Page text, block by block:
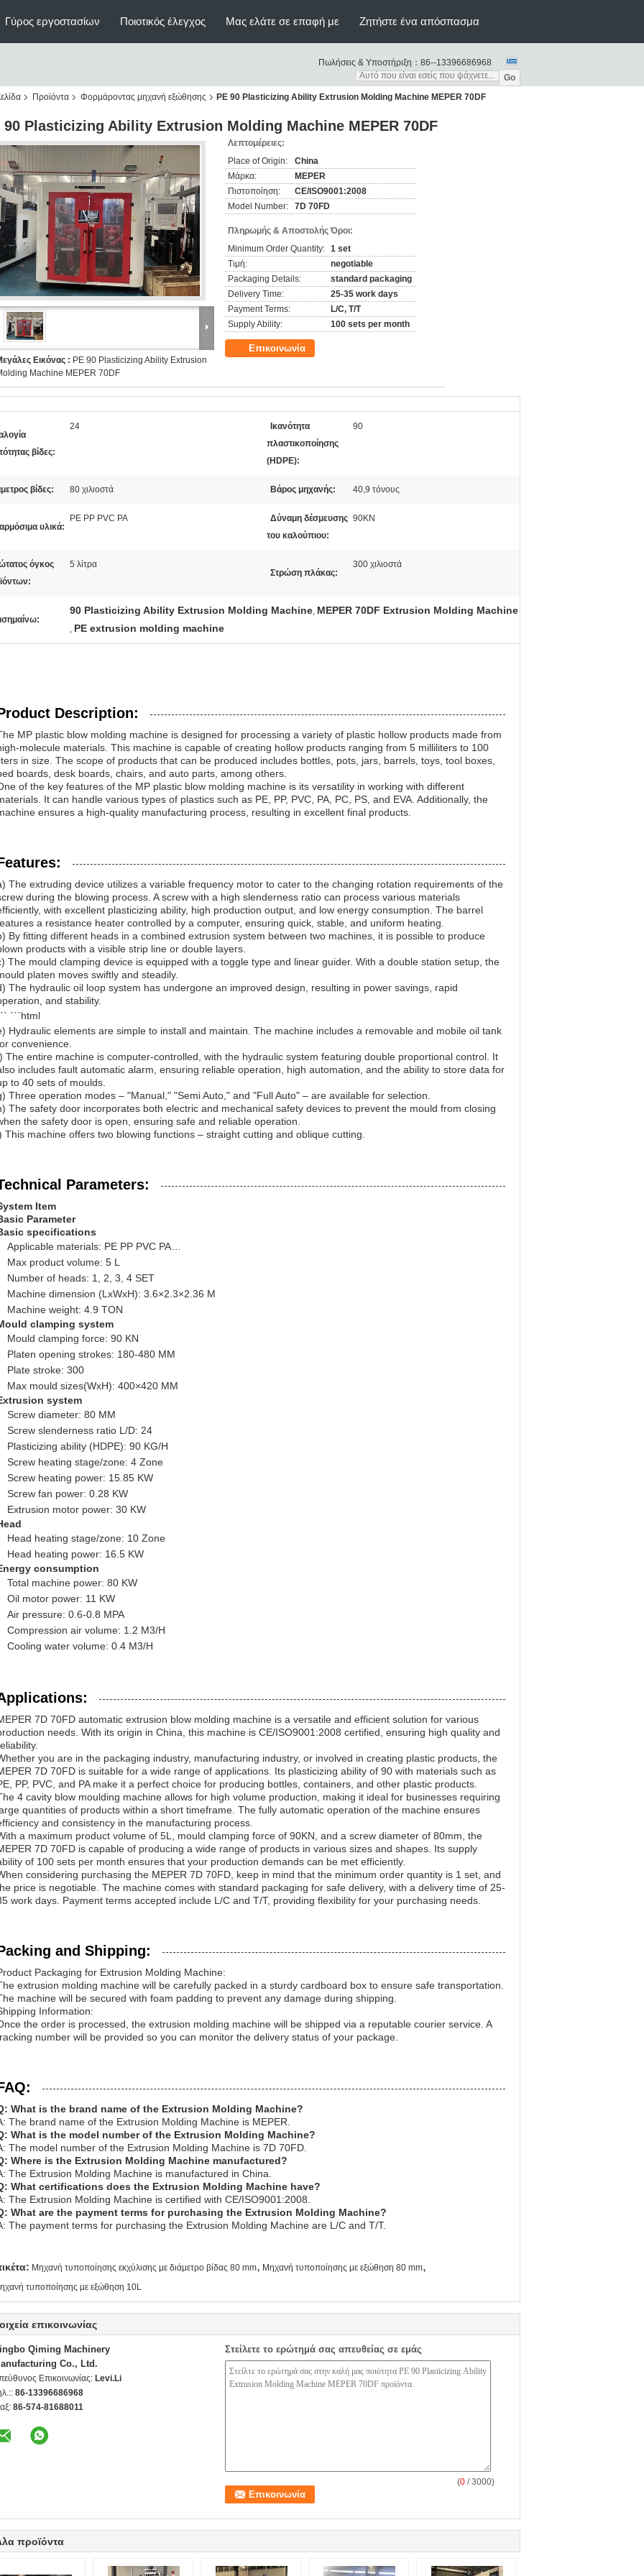
Γύρος εργοστασίων Ποιοτικός έλεγχος Μας ελάτε σε επαφή με Ζητήστε ένα απόσπασμα
Πωλήσεις & Υποστήριξη： 86--13396686968
Go
Προϊόντα Φορμάροντας μηχανή εξώθησης PE 90 Plasticizing Ability Extrusion Molding Machine MEPER 70DF
90 Plasticizing Ability Extrusion Molding Machine MEPER 70DF
Εικόνας : PE 90 Plasticizing Ability Extrusion
Machine MEPER 70DF
Λεπτομέρειες:
Place of Origin:
China
Μάρκα:
MEPER
Πιστοποίηση:
CE/ISO9001:2008
Model Number:
7D 70FD
Πληρωμής & Αποστολής Όροι:
Minimum Order Quantity: 1 set
Τιμή:
negotiable
Packaging Details:
standard packaging
Delivery Time:
25-35 work days
Payment Terms:
L/C, T/T
Supply Ability:
100 sets per month
Επικοινωνία
βίδες:
24
Ικανότητα
πλαστικοποίησης
(HDPE):
90
βίδες: 80 χιλιοστά Βάρος μηχανής: 40,9 τόνους
υλικά:
PE PP PVC PA
Δύναμη δέσμευσης
του καλούπιου:
90KN
όγκος
5 λίτρα
Στρώση πλάκας:
300 χιλιοστά
90 Plasticizing Ability Extrusion Molding Machine, MEPER 70DF Extrusion Molding Machine
, PE extrusion molding machine
Description:
MP plastic blow molding machine is designed for processing a variety of plastic hollow products made from
molecule materials. This machine is capable of creating hollow products ranging from 5 milliliters to 100
in size. The scope of products that can be produced includes bottles, pots, jars, barrels, toys, tool boxes,
boards, desk boards, chairs, and auto parts, among others.
of the key features of the MP plastic blow molding machine is its versatility in working with different
It can handle various types of plastics such as PE, PP, PVC, PA, PC, PS, and EVA. Additionally, the
ensures a high-quality manufacturing process, resulting in excellent final products.
The extruding device utilizes a variable frequency motor to cater to the changing rotation requirements of the
during the blowing process. A screw with a high slenderness ratio can process various materials
with excellent plasticizing ability, high production output, and low energy consumption. The barrel
a resistance heater controlled by a computer, ensuring quick, stable, and uniform heating.
By fitting different heads in a combined extrusion system between two machines, it is possible to produce
products with a visible strip line or double layers.
The mould clamping device is equipped with a toggle type and linear guider. With a double station setup, the
platen moves swiftly and steadily.
The hydraulic oil loop system has undergone an improved design, resulting in power savings, rapid
and stability.
```html
Hydraulic elements are simple to install and maintain. The machine includes a removable and mobile oil tank
convenience.
The entire machine is computer-controlled, with the hydraulic system featuring double proportional control. It
includes fault automatic alarm, ensuring reliable operation, high automation, and the ability to store data for
to 40 sets of moulds.
Three operation modes – "Manual," "Semi Auto," and "Full Auto" – are available for selection.
The safety door incorporates both electric and mechanical safety devices to prevent the mould from closing
the safety door is open, ensuring safe and reliable operation.
This machine offers two blowing functions – straight cutting and oblique cutting.
Parameters:
Item
Parameter
specifications
Applicable materials: PE PP PVC PA…
Max product volume: 5 L
Number of heads: 1, 2, 3, 4 SET
Machine dimension (LxWxH): 3.6×2.3×2.36 M
Machine weight: 4.9 TON
clamping system
Mould clamping force: 90 KN
Platen opening strokes: 180-480 MM
Plate stroke: 300
Max mould sizes(WxH): 400×420 MM
system
Screw diameter: 80 MM
Screw slenderness ratio L/D: 24
Plasticizing ability (HDPE): 90 KG/H
Screw heating stage/zone: 4 Zone
Screw heating power: 15.85 KW
Screw fan power: 0.28 KW
Extrusion motor power: 30 KW
Head heating stage/zone: 10 Zone
Head heating power: 16.5 KW
consumption
Total machine power: 80 KW
Oil motor power: 11 KW
Air pressure: 0.6-0.8 MPA
Compression air volume: 1.2 M3/H
Cooling water volume: 0.4 M3/H
7D 70FD automatic extrusion blow molding machine is a versatile and efficient solution for various
needs. With its origin in China, this machine is CE/ISO9001:2008 certified, ensuring high quality and
you are in the packaging industry, manufacturing industry, or involved in creating plastic products, the
7D 70FD is suitable for a wide range of applications. Its plasticizing ability of 90 with materials such as
PP, PVC, and PA make it a perfect choice for producing bottles, containers, and other plastic products.
4 cavity blow moulding machine allows for high volume production, making it ideal for businesses requiring
quantities of products within a short timeframe. The fully automatic operation of the machine ensures
and consistency in the manufacturing process.
a maximum product volume of 5L, mould clamping force of 90KN, and a screw diameter of 80mm, the
7D 70FD is capable of producing a wide range of products in various sizes and shapes. Its supply
of 100 sets per month ensures that your production demands can be met efficiently.
considering purchasing the MEPER 7D 70FD, keep in mind that the minimum order quantity is 1 set, and
price is negotiable. The machine comes with standard packaging for safe delivery, with a delivery time of 25-
work days. Payment terms accepted include L/C and T/T, providing flexibility for your purchasing needs.
and Shipping:
Packaging for Extrusion Molding Machine:
extrusion molding machine will be carefully packed in a sturdy cardboard box to ensure safe transportation.
machine will be secured with foam padding to prevent any damage during shipping.
Information:
the order is processed, the extrusion molding machine will be shipped via a reputable courier service. A
number will be provided so you can monitor the delivery status of your package.
What is the brand name of the Extrusion Molding Machine?
The brand name of the Extrusion Molding Machine is MEPER.
What is the model number of the Extrusion Molding Machine?
The model number of the Extrusion Molding Machine is 7D 70FD.
Where is the Extrusion Molding Machine manufactured?
The Extrusion Molding Machine is manufactured in China.
What certifications does the Extrusion Molding Machine have?
The Extrusion Molding Machine is certified with CE/ISO9001:2008.
What are the payment terms for purchasing the Extrusion Molding Machine?
The payment terms for purchasing the Extrusion Molding Machine are L/C and T/T.
Μηχανή τυποποίησης εκχύλισης με διάμετρο βίδας 80 mm, Μηχανή τυποποίησης με εξώθηση 80 mm,
τυποποίησης με εξώθηση 10L
επικοινωνίας
Qiming Machinery
Co., Ltd.
Επικοινωνίας: Levi.Li
86-13396686968
86-574-81688011
Στείλετε το ερώτημά σας απευθείας σε εμάς
(0 / 3000)
προϊόντα